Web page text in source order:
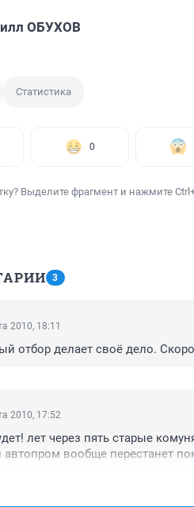
ОБУХОВ
Статистика
0
Выделите фрагмент и нажмите
3
2010, 18:11
отбор делает своё дело.
2010, 17:52
лет через пять старые
автопром вообще перестанет